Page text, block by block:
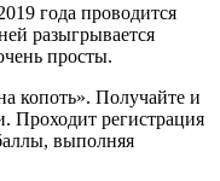
года проводится
разыгрывается
просты.
копоть». Получайте и
Проходит регистрация
выполняя